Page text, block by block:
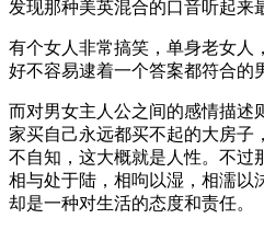
发现那种美英混合的口音听起来
有个女人非常搞笑，单身老女人
好不容易逮着一个答案都符合的
而对男女主人公之间的感情描述
家买自己永远都买不起的大房子
不自知，这大概就是人性。不过
相与处于陆，相呴以湿，相濡以
却是一种对生活的态度和责任。